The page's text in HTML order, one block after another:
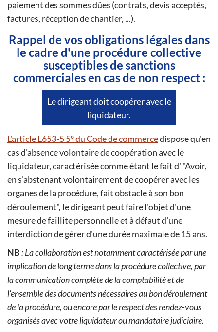
paiement des sommes dûes (contrats, devis acceptés,
factures, réception de chantier, ...).
Rappel de vos obligations légales dans
le cadre d'une procédure collective
susceptibles de sanctions
commerciales en cas de non respect :
Le dirigeant doit coopérer avec le
liquidateur.
L'article L653-5 5° du Code de commercedispose qu'en
cas d'absence volontaire de coopération avec le
liquidateur, caractérisée comme étant le fait d' "Avoir,
en s'abstenant volontairement de coopérer avec les
organes de la procédure, fait obstacle à son bon
déroulement", le dirigeant peut faire l'objet d'une
mesure de faillite personnelle et à défaut d'une
interdiction de gérer d'une durée maximale de 15 ans.
NB: La collaboration est notamment caractérisée par une
implication de long terme dans la procédure collective, par
la communication complète de la comptabilité et de
l'ensemble des documents nécessaires au bon déroulement
de la procédure, ou encore par le respect des rendez-vous
organisés avec votre liquidateur ou mandataire judiciaire.